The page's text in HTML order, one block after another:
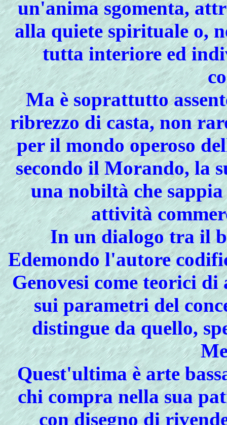
un'anima sgomenta,
alla quiete spirituale o,
tutta interiore ed
Maè soprattutto
ribrezzo di casta, non
per il mondo operoso
secondo il Morando, la
una nobiltà che
attività
Inun dialogo tra il
Edemondo l'autore
Genovesi come teorici
sui parametri del
distingue da quello,
Quest'ultima è arte
chi compra nella sua
con disegno di